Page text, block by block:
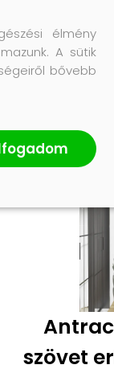
szövet
élmény
A sütik
bővebb